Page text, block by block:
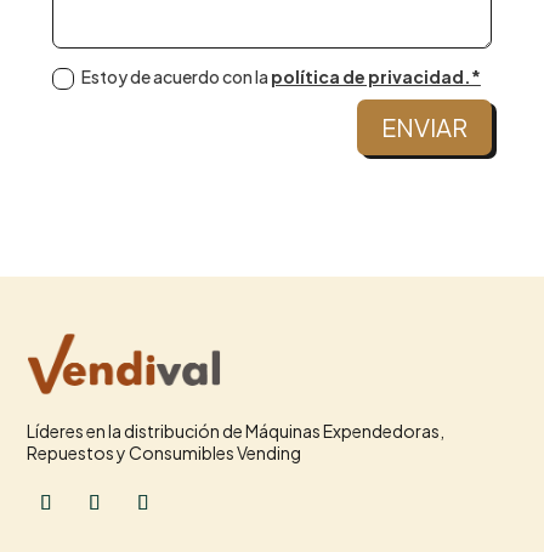
Estoy de acuerdo con la política de privacidad.*
ENVIAR
Líderes en la distribución de Máquinas Expendedoras,
Repuestos y Consumibles Vending